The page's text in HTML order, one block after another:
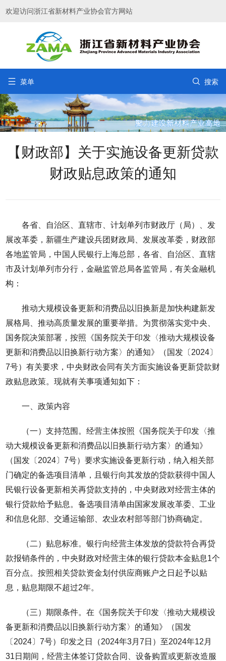
欢迎访问浙江省新材料产业协会官方网站
 菜单  搜索
【财政部】关于实施设备更新贷款
财政贴息政策的通知
各省、自治区、直辖市、计划单列市财政厅（局）、发
展改革委，新疆生产建设兵团财政局、发展改革委，财政部
各地监管局，中国人民银行上海总部，各省、自治区、直辖
市及计划单列市分行，金融监管总局各监管局，有关金融机
构：
推动大规模设备更新和消费品以旧换新是加快构建新发
展格局、推动高质量发展的重要举措。为贯彻落实党中央、
国务院决策部署，按照《国务院关于印发〈推动大规模设备
更新和消费品以旧换新行动方案〉的通知》（国发〔2024〕
7号）有关要求，中央财政会同有关方面实施设备更新贷款财
政贴息政策。现就有关事项通知如下：
一、政策内容
（一）支持范围。经营主体按照《国务院关于印发〈推
动大规模设备更新和消费品以旧换新行动方案〉的通知》
（国发〔2024〕7号）要求实施设备更新行动，纳入相关部
门确定的备选项目清单，且银行向其发放的贷款获得中国人
民银行设备更新相关再贷款支持的，中央财政对经营主体的
银行贷款给予贴息。备选项目清单由国家发展改革委、工业
和信息化部、交通运输部、农业农村部等部门协商确定。
（二）贴息标准。银行向经营主体发放的贷款符合再贷
款报销条件的，中央财政对经营主体的银行贷款本金贴息1个
百分点。按照相关贷款资金划付供应商账户之日起予以贴
息，贴息期限不超过2年。
（三）期限条件。在《国务院关于印发〈推动大规模设
备更新和消费品以旧换新行动方案〉的通知》（国发
〔2024〕7号）印发之日（2024年3月7日）至2024年12月
31日期间，经营主体签订贷款合同、设备购置或更新改造服